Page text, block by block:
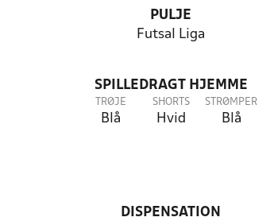
PULJE
Futsal Liga
SPILLEDRAGT HJEMME
TRØJE
Blå
SHORTS
Hvid
STRØMPER
Blå
DISPENSATION